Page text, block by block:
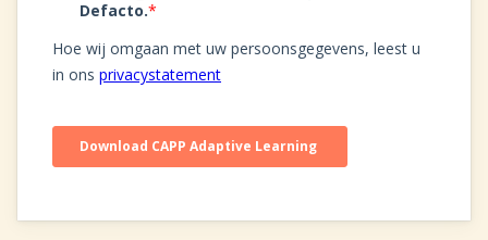
Microlearning
Diensten